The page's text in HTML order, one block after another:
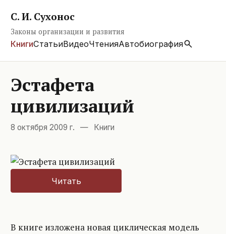
С. И. Сухонос
Законы организации и развития
КнигиСтатьиВидеоЧтенияАвтобиография
Эстафета
цивилизаций
8 октября 2009 г. — Книги
Читать
В книге изложена новая циклическая модель